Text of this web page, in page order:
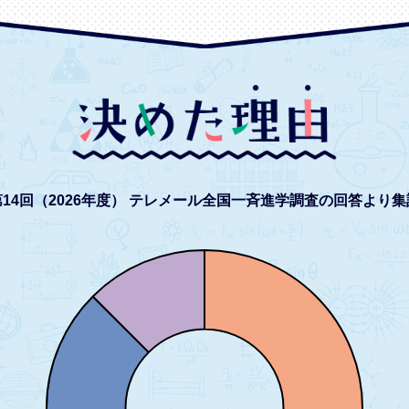
回（2026年度） テレメール全国一斉進学調査の回答より集